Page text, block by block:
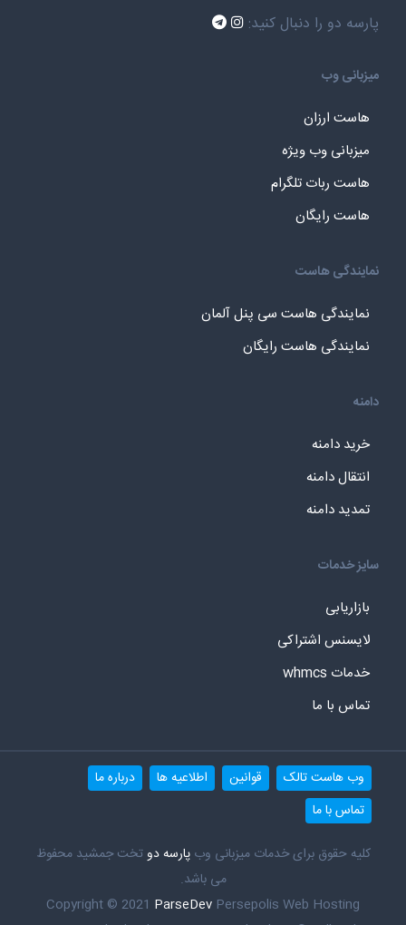
پارسه دو را دنبال کنید:
میزبانی وب
هاست ارزان
میزبانی وب ویژه
هاست ربات تلگرام
هاست رایگان
نمایندگی هاست
نمایندگی هاست سی پنل آلمان
نمایندگی هاست رایگان
دامنه
خرید دامنه
انتقال دامنه
تمدید دامنه
سایز خدمات
بازاریابی
لایسنس اشتراکی
خدمات whmcs
تماس با ما
وب هاست تالک قوانین اطلاعیه ها
درباره ما
تماس با ما
کلیه حقوق برای خدمات میزبانی وبپارسه دوتخت جمشید محفوظ
می باشد.
Copyright © 2021 ParseDev Persepolis Web Hosting